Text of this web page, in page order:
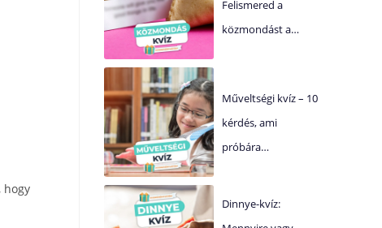
hogy
Felismered a
közmondást a…
Műveltségi kvíz – 10
kérdés, ami
próbára…
Dinnye-kvíz: